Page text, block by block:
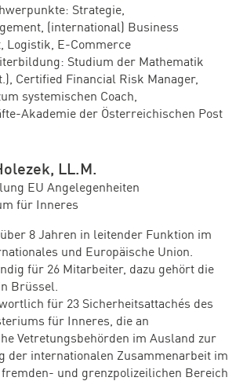
Strategie,
(international) Business
Logistik, E-Commerce
Studium der Mathematik
Certified Financial Risk Manager,
systemischen Coach,
Akademie der Österreichischen Post
LL.M.
EU Angelegenheiten
für Inneres
8 Jahren in leitender Funktion im
und Europäische Union.
für 26 Mitarbeiter, dazu gehört die
Brüssel.
für 23 Sicherheitsattachés des
für Inneres, die an
Vetretungsbehörden im Ausland zur
der internationalen Zusammenarbeit im
und grenzpolizeilichen Bereich